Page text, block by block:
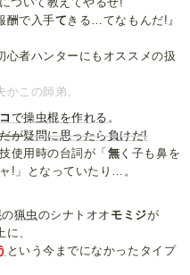
酬で入手て きる…てなもんだ!』
心者ハンターにもオススメの扱
かこの師弟。
コ で操虫棍を作れる 。
が疑問に思ったら負けだ!
使用時の台詞が「 無 く子も鼻を
!」となっていたり…。
の猟虫のシナトオオ モミジが
、
という今までになかったタイプ